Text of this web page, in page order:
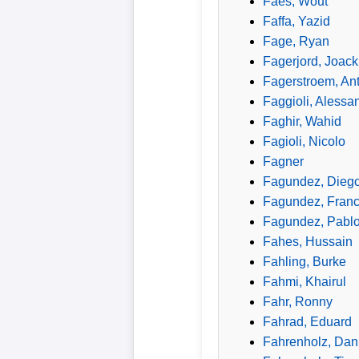
Faffa, Yazid
Fage, Ryan
Fagerjord,
Fagerstroem,
Faggioli,
Faghir, Wahid
Fagioli, Nicolo
Fagner
Fagundez,
Fagundez,
Fagundez,
Fahes, Hussain
Fahling, Burke
Fahmi, Khairul
Fahr, Ronny
Fahrad, Eduard
Fahrenholz,